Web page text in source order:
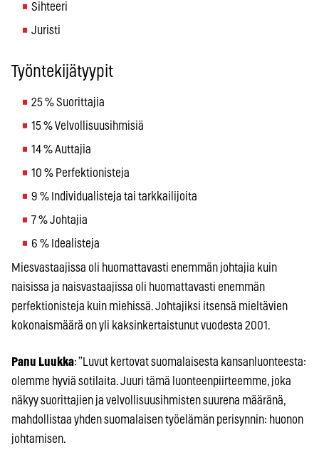
Sihteeri
Juristi
Työntekijätyypit
25 % Suorittajia
15 % Velvollisuusihmisiä
14 % Auttajia
10 % Perfektionisteja
9 % Individualisteja tai tarkkailijoita
7 % Johtajia
6 % Idealisteja
Miesvastaajissa oli huomattavasti enemmän johtajia kuin
naisissa ja naisvastaajissa oli huomattavasti enemmän
perfektionisteja kuin miehissä. Johtajiksi itsensä mieltävien
kokonaismäärä on yli kaksinkertaistunut vuodesta 2001.
Panu Luukka: ”Luvut kertovat suomalaisesta kansanluonteesta:
olemme hyviä sotilaita. Juuri tämä luonteenpiirteemme, joka
näkyy suorittajien ja velvollisuusihmisten suurena määränä,
mahdollistaa yhden suomalaisen työelämän perisynnin: huonon
johtamisen.